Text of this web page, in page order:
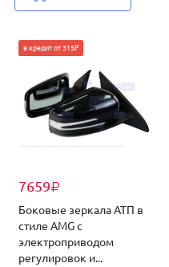
7659₽
в кредит от 315₽
Боковые зеркала АТП в
стиле AMG с
электроприводом
регулировок и...